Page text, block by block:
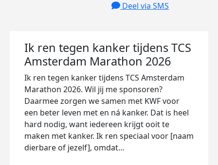
Deel via SMS
Ik ren tegen kanker tijdens TCS
Amsterdam Marathon 2026
Ik ren tegen kanker tijdens TCS Amsterdam
Marathon 2026. Wil jij me sponsoren?
Daarmee zorgen we samen met KWF voor
een beter leven met en ná kanker. Dat is heel
hard nodig, want iedereen krijgt ooit te
maken met kanker. Ik ren speciaal voor [naam
dierbare of jezelf], omdat…